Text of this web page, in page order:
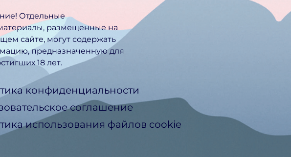
Отдельные
размещенные на
сайте, могут содержать
предназначен­ную для
18 лет.
конфиденциальности
соглашение
использования файлов cookie